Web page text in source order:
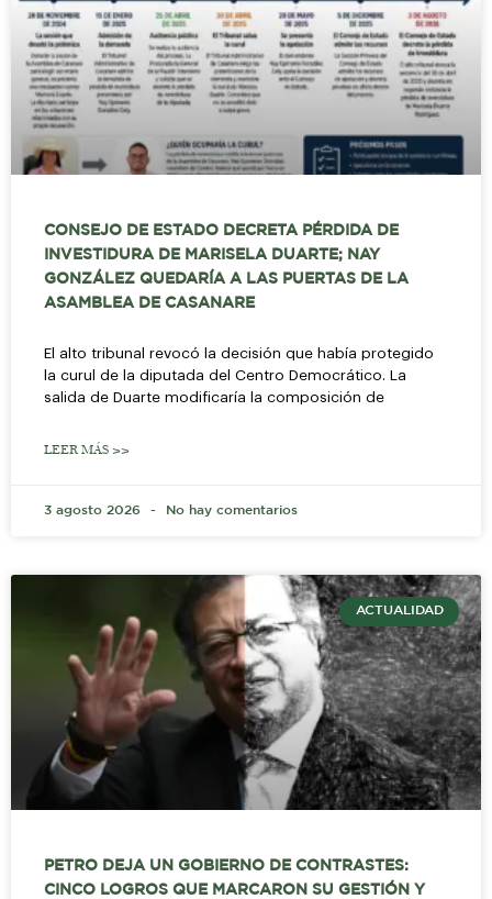
CONSEJO DE ESTADO DECRETA PÉRDIDA DE
INVESTIDURA DE MARISELA DUARTE; NAY
GONZÁLEZ QUEDARÍA A LAS PUERTAS DE LA
ASAMBLEA DE CASANARE
El alto tribunal revocó la decisión que había protegido
la curul de la diputada del Centro Democrático. La
salida de Duarte modificaría la composición de
LEER MÁS >>
3 agosto 2026 No hay comentarios
ACTUALIDAD
PETRO DEJA UN GOBIERNO DE CONTRASTES:
CINCO LOGROS QUE MARCARON SU GESTIÓN Y